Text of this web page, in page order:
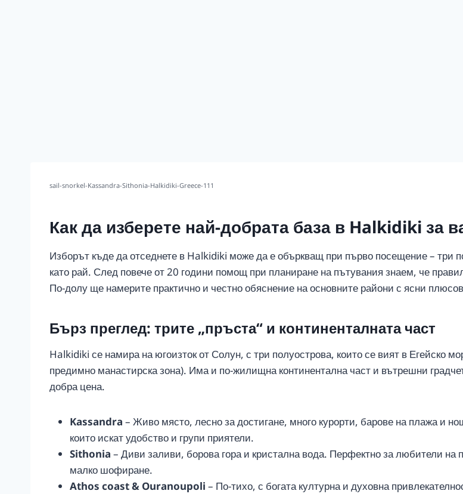
sail-snorkel-Kassandra-Sithonia-Halkidiki-Greece-111
Как да изберете най-добрата база в Halkidiki за
Изборът къде да отседнете в Halkidiki може да е объркващ при първо посещение – три
като рай. След повече от 20 години помощ при планиране на пътувания знаем, че
По-долу ще намерите практично и честно обяснение на основните райони с ясни
Бърз преглед: трите „пръста“ и континенталната част
Halkidiki се намира на югоизток от Солун, с три полуострова, които се вият в Егейско
предимно манастирска зона). Има и по-жилищна континентална част и вътрешни
добра цена.
Kassandra – Живо място, лесно за достигане, много курорти, барове на плажа и
които искат удобство и групи приятели.
Sithonia – Диви заливи, борова гора и кристална вода. Перфектно за любители на
малко шофиране.
Athos coast & Ouranoupoli – По-тихо, с богата културна и духовна